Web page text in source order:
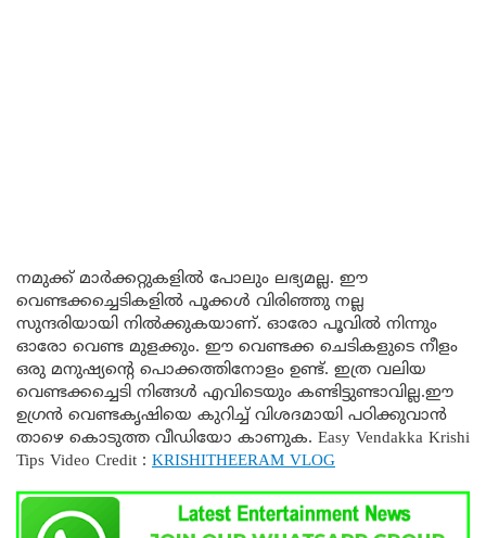
നമുക്ക് മാർക്കറ്റുകളിൽ പോലും ലഭ്യമല്ല. ഈ
വെണ്ടക്കച്ചെടികളിൽ പൂക്കൾ വിരിഞ്ഞു നല്ല
സുന്ദരിയായി നിൽക്കുകയാണ്. ഓരോ പൂവിൽ നിന്നും
ഓരോ വെണ്ട മുളക്കും. ഈ വെണ്ടക്ക ചെടികളുടെ നീളം
ഒരു മനുഷ്യന്റെ പൊക്കത്തിനോളം ഉണ്ട്. ഇത്ര വലിയ
വെണ്ടക്കച്ചെടി നിങ്ങൾ എവിടെയും കണ്ടിട്ടുണ്ടാവില്ല.ഈ
ഉഗ്രൻ വെണ്ടകൃഷിയെ കുറിച്ച് വിശദമായി പഠിക്കുവാൻ
താഴെ കൊടുത്ത വീഡിയോ കാണുക. Easy Vendakka Krishi
Tips Video Credit : KRISHITHEERAM VLOG